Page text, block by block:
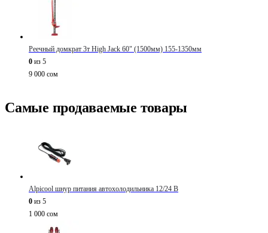
Реечный домкрат 3т High Jack 60" (1500мм) 155-1350мм
0 из 5
9 000 сом
Самые продаваемые товары
Alpicool шнур питания автохолодильника 12/24 В
0 из 5
1 000 сом